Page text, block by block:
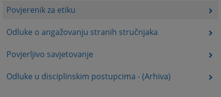
Povjerenik za etiku
Odluke o angažovanju stranih stručnjaka
Povjerljivo savjetovanje
Odluke u disciplinskim postupcima - (Arhiva)